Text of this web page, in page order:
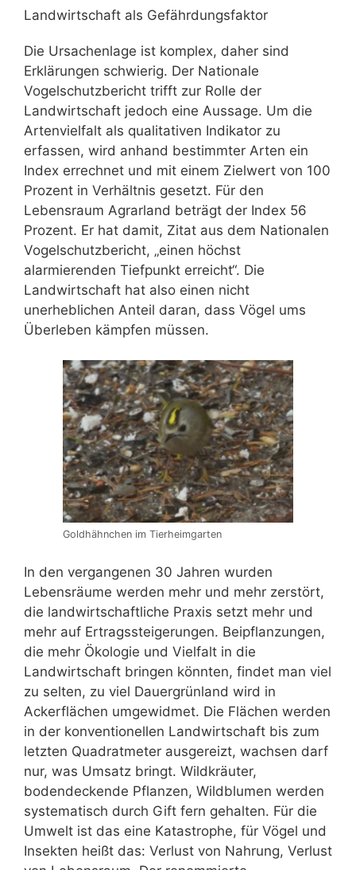
Landwirtschaft als Gefährdungsfaktor
Die Ursachenlage ist komplex, daher sind
Erklärungen schwierig. Der Nationale
Vogelschutzbericht trifft zur Rolle der
Landwirtschaft jedoch eine Aussage. Um die
Artenvielfalt als qualitativen Indikator zu
erfassen, wird anhand bestimmter Arten ein
Index errechnet und mit einem Zielwert von 100
Prozent in Verhältnis gesetzt. Für den
Lebensraum Agrarland beträgt der Index 56
Prozent. Er hat damit, Zitat aus dem Nationalen
Vogelschutzbericht, „einen höchst
alarmierenden Tiefpunkt erreicht“. Die
Landwirtschaft hat also einen nicht
unerheblichen Anteil daran, dass Vögel ums
Überleben kämpfen müssen.
Goldhähnchen im Tierheimgarten
In den vergangenen 30 Jahren wurden
Lebensräume werden mehr und mehr zerstört,
die landwirtschaftliche Praxis setzt mehr und
mehr auf Ertragssteigerungen. Beipflanzungen,
die mehr Ökologie und Vielfalt in die
Landwirtschaft bringen könnten, findet man viel
zu selten, zu viel Dauergrünland wird in
Ackerflächen umgewidmet. Die Flächen werden
in der konventionellen Landwirtschaft bis zum
letzten Quadratmeter ausgereizt, wachsen darf
nur, was Umsatz bringt. Wildkräuter,
bodendeckende Pflanzen, Wildblumen werden
systematisch durch Gift fern gehalten. Für die
Umwelt ist das eine Katastrophe, für Vögel und
Insekten heißt das: Verlust von Nahrung, Verlust